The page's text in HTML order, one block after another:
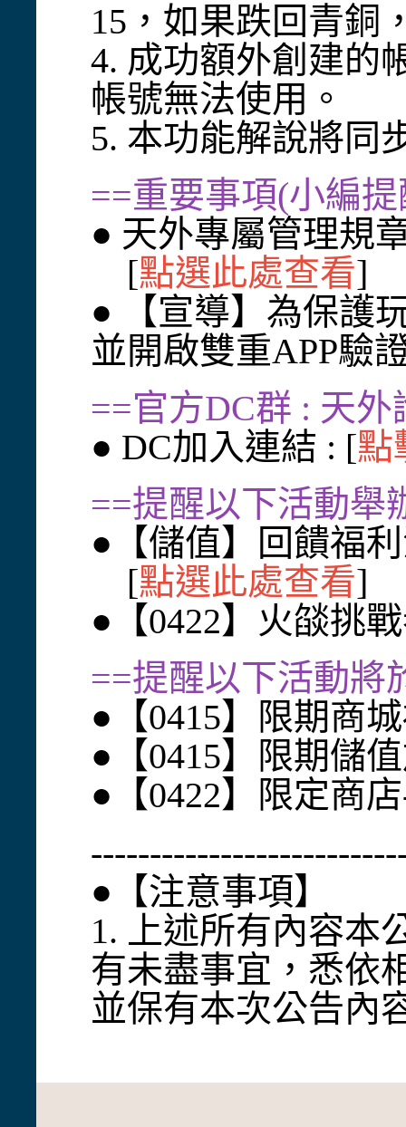
15，如果跌回青銅
4. 成功額外創建的
帳號無法使用。
5. 本功能解說將同
==重要事項(小編
● 天外專屬管理規
[點選此處查看]
● 【宣導】為保護
並開啟雙重APP驗
==官方DC群 : 天
● DC加入連結 : [點
==提醒以下活動舉
●【儲值】回饋福
[點選此處查看]
●【0422】火燄挑
==提醒以下活動將
●【0415】限期商
●【0415】限期儲
●【0422】限定商
●【注意事項】
1. 上述所有內容本
有未盡事宜，悉依
並保有本次公告內